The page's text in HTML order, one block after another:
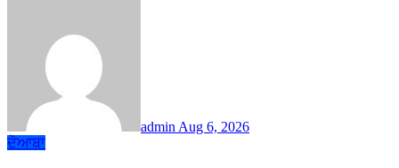
admin Aug 6, 2026
ਦੋਆਬਾ